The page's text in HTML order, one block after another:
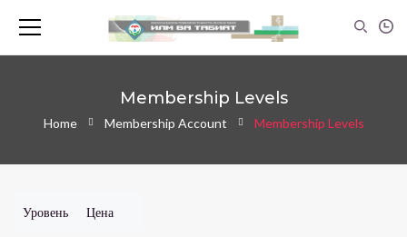
Membership Levels
Home Membership Account Membership Levels
Уровень Цена